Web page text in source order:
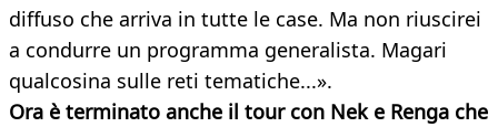
diffuso che arriva in tutte le case. Ma non riuscirei
a condurre un programma generalista. Magari
qualcosina sulle reti tematiche...».
Ora è terminato anche il tour con Nek e Renga che